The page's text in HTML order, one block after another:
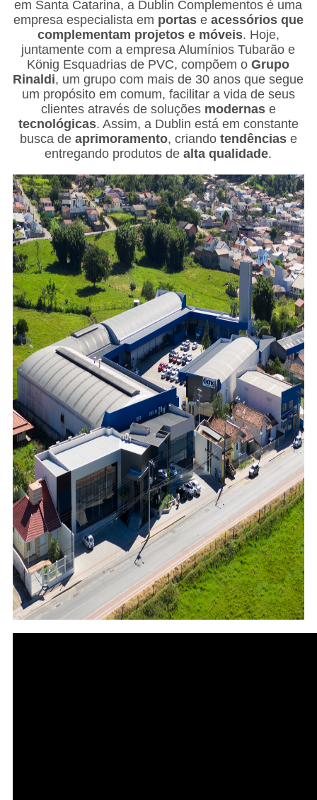
em Santa Catarina, a Dublin Complementos é uma
empresa especialista em portase acessórios que
complementam projetos e móveis. Hoje,
juntamente com a empresa Alumínios Tubarão e
König Esquadrias de PVC, compõem oGrupo
Rinaldi, um grupo com mais de 30 anos que segue
um propósito em comum, facilitar a vida de seus
clientes através de soluções modernase
tecnológicas. Assim, a Dublin está em constante
busca de aprimoramento, criando tendênciase
entregando produtos dealta qualidade.